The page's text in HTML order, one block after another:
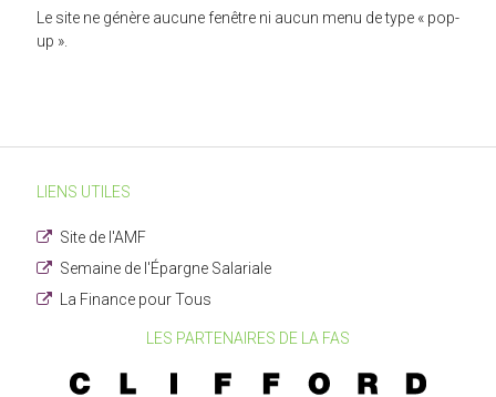
Le site ne génère aucune fenêtre ni aucun menu de type « pop-
up ».
LIENS UTILES
Site de l'AMF
Semaine de l'Épargne Salariale
La Finance pour Tous
LES PARTENAIRES DE LA FAS